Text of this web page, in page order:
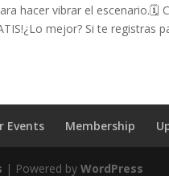
hacer vibrar el escenario.🗓️
mejor? Si te registras
Events Membership
| Powered byWordPress